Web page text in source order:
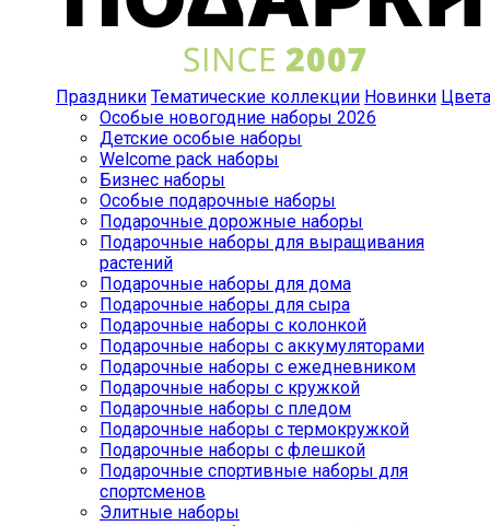
Праздники Тематические коллекции Новинки Цвета
Особые новогодние наборы 2026
Детские особые наборы
Welcome pack наборы
Бизнес наборы
Особые подарочные наборы
Подарочные дорожные наборы
Подарочные наборы для выращивания
растений
Подарочные наборы для дома
Подарочные наборы для сыра
Подарочные наборы с колонкой
Подарочные наборы с аккумуляторами
Подарочные наборы с ежедневником
Подарочные наборы с кружкой
Подарочные наборы с пледом
Подарочные наборы с термокружкой
Подарочные наборы с флешкой
Подарочные спортивные наборы для
спортсменов
Элитные наборы